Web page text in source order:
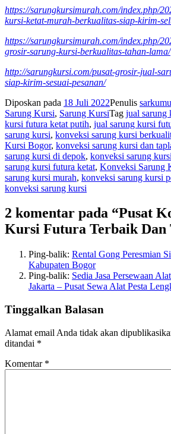
https://sarungkursimurah.com/index.php/
kursi-ketat-murah-berkualitas-siap-kirim-
https://sarungkursimurah.com/index.php/
grosir-sarung-kursi-berkualitas-tahan-lama/
http://sarungkursi.com/pusat-grosir-jual-
siap-kirim-sesuai-pesanan/
Diposkan pada 18 Juli 2022Penulis
Sarung Kursi, Sarung KursiTag jual sarung
kursi futura ketat putih, jual sarung kursi
sarung kursi, konveksi sarung kursi
Kursi Bogor, konveksi sarung kursi dan
sarung kursi di depok, konveksi sarung
sarung kursi futura ketat, Konveksi Sarung
sarung kursi murah, konveksi sarung kursi
konveksi sarung kursi
2 komentar pada “Pusat
Kursi Futura Terbaik Dan
Ping-balik: Rental Gong Peresmian
Kabupaten Bogor
Ping-balik: Sedia Jasa Persewaan
Jakarta – Pusat Sewa Alat Pesta
Tinggalkan Balasan
Alamat email Anda tidak akan
ditandai *
Komentar *